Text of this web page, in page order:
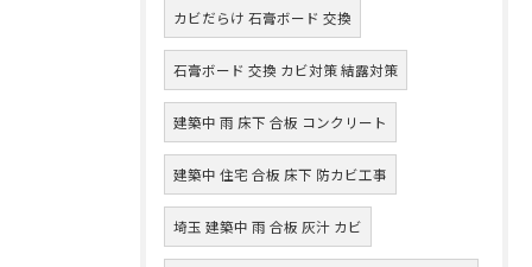
カビだらけ 石膏ボード 交換
石膏ボード 交換 カビ対策 結露対策
建築中 雨 床下 合板 コンクリート
建築中 住宅 合板 床下 防カビ工事
埼玉 建築中 雨 合板 灰汁 カビ